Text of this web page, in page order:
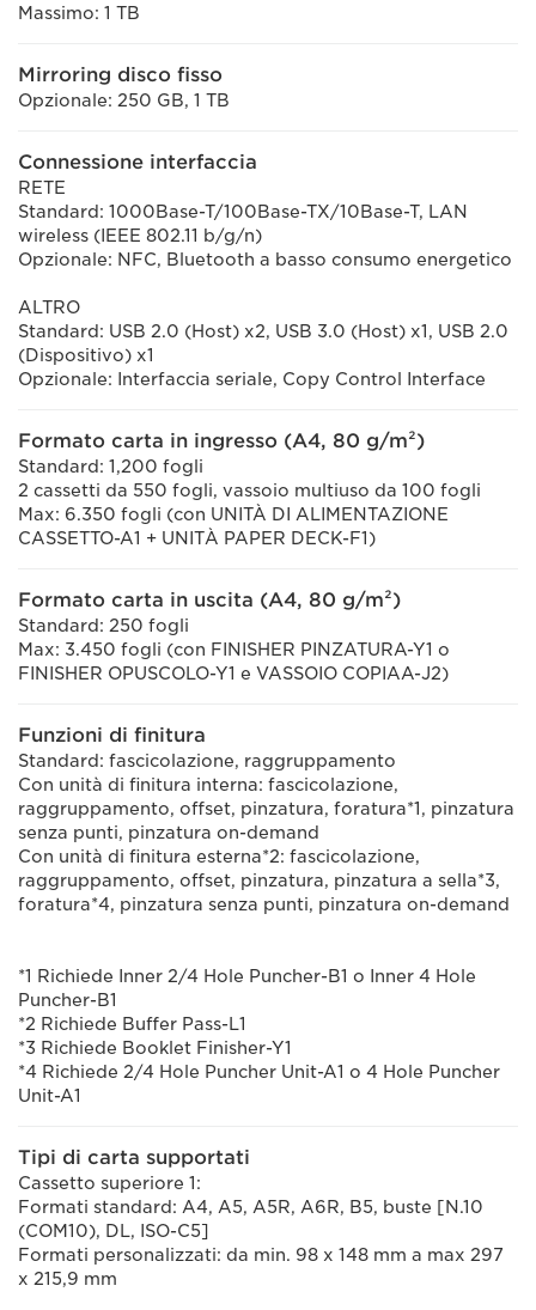
Massimo: 1 TB
Mirroring disco fisso
Opzionale: 250 GB, 1 TB
Connessione interfaccia
RETE
Standard: 1000Base-T/100Base-TX/10Base-T, LAN
wireless (IEEE 802.11 b/g/n)
Opzionale: NFC, Bluetooth a basso consumo energetico
ALTRO
Standard: USB 2.0 (Host) x2, USB 3.0 (Host) x1, USB 2.0
(Dispositivo) x1
Opzionale: Interfaccia seriale, Copy Control Interface
Formato carta in ingresso (A4, 80 g/m²)
Standard: 1,200 fogli
2 cassetti da 550 fogli, vassoio multiuso da 100 fogli
Max: 6.350 fogli (con UNITÀ DI ALIMENTAZIONE
CASSETTO-A1 + UNITÀ PAPER DECK-F1)
Formato carta in uscita (A4, 80 g/m²)
Standard: 250 fogli
Max: 3.450 fogli (con FINISHER PINZATURA-Y1 o
FINISHER OPUSCOLO-Y1 e VASSOIO COPIAA-J2)
Funzioni di finitura
Standard: fascicolazione, raggruppamento
Con unità di finitura interna: fascicolazione,
raggruppamento, offset, pinzatura, foratura*1, pinzatura
senza punti, pinzatura on-demand
Con unità di finitura esterna*2: fascicolazione,
raggruppamento, offset, pinzatura, pinzatura a sella*3,
foratura*4, pinzatura senza punti, pinzatura on-demand
*1 Richiede Inner 2/4 Hole Puncher-B1 o Inner 4 Hole
Puncher-B1
*2 Richiede Buffer Pass-L1
*3 Richiede Booklet Finisher-Y1
*4 Richiede 2/4 Hole Puncher Unit-A1 o 4 Hole Puncher
Unit-A1
Tipi di carta supportati
Cassetto superiore 1:
Formati standard: A4, A5, A5R, A6R, B5, buste [N.10
(COM10), DL, ISO-C5]
Formati personalizzati: da min. 98 x 148 mm a max 297
x 215,9 mm